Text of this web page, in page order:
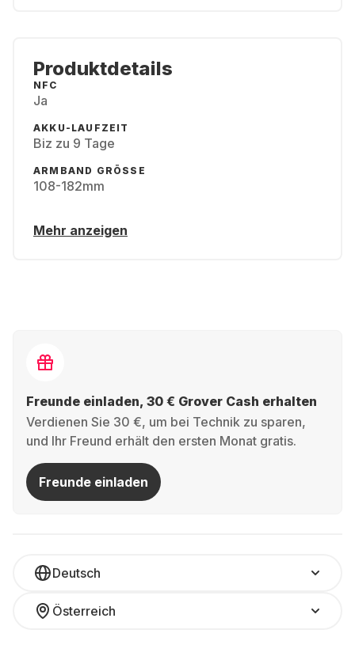
Produktdetails
NFC
Ja
AKKU-LAUFZEIT
Biz zu 9 Tage
ARMBAND GRÖSSE
108-182mm
Mehr anzeigen
Freunde einladen, 30 € Grover Cash erhalten
Verdienen Sie 30 €, um bei Technik zu sparen,
und Ihr Freund erhält den ersten Monat gratis.
Freunde einladen
Deutsch
Österreich